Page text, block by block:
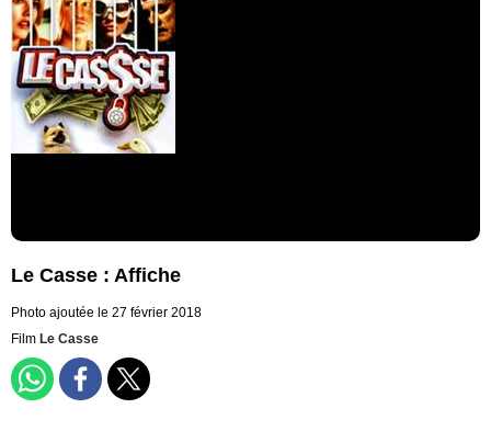
Le Casse : Affiche
Photo ajoutée le 27 février 2018
Film Le Casse